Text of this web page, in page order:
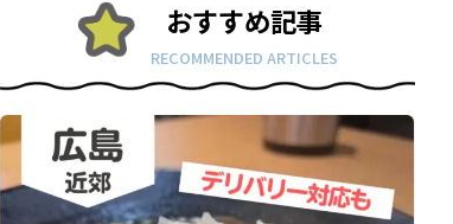
おすすめ記事
RECOMMENDED ARTICLES